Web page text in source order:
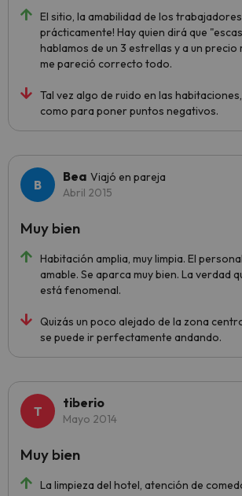
El sitio, la amabilidad de los
prácticamente! Hay quien dirá que
hablamos de un 3 estrellas y a un precio
me pareció correcto todo.
Tal vez algo de ruido en las
como para poner puntos negativos.
Bea Viajó en pareja
Abril 2015
Habitación amplia, muy limpia. El
amable. Se aparca muy bien. La verdad
está fenomenal.
Quizás un poco alejado de la zona
se puede ir perfectamente andando.
Muy bien
tiberio
Mayo 2014
La limpieza del hotel, atención de
Muy bien